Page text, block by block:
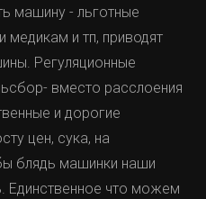
машину - льготные
медикам и тп, приводят
Регуляционные
вместо расслоения
и дорогие
цен, сука, на
блядь машинки наши
Единственное что можем